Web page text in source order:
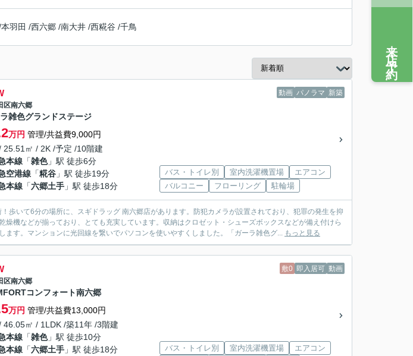
本羽田 /西六郷 /南大井 /西糀谷 /千鳥
動画 パノラマ 新築
区南六郷
雑色グランドステージ
万円 管理/共益費9,000円
25.51㎡ / 2K /予定 /10階建
本線 「雑色」駅 徒歩6分
空港線 「糀谷 」駅 徒歩19分
本線 「六郷土手 」駅 徒歩18分
バス・トイレ別 室内洗濯機置場
エアコン
バルコニー
フローリング 駐輪場
歩いて6分の場所に、スギドラッグ 南六郷店があります。防犯カメラが設置されており、犯罪の発生を抑
燥機などが揃っており、とても充実しています。収納はクロゼット・シューズボックスなどが備え付けら
ます。マンションに光回線を繋いでパソコンを使いやすくしました。「ガーラ雑色グ... もっと見る
敷0 即入居可 動画
区南六郷
コンフォート南六郷
万円 管理/共益費13,000円
46.05㎡ / 1LDK /築11年 /3階建
本線 「雑色」駅 徒歩10分
本線 「六郷土手 」駅 徒歩18分
バス・トイレ別 室内洗濯機置場
エアコン
来店予約